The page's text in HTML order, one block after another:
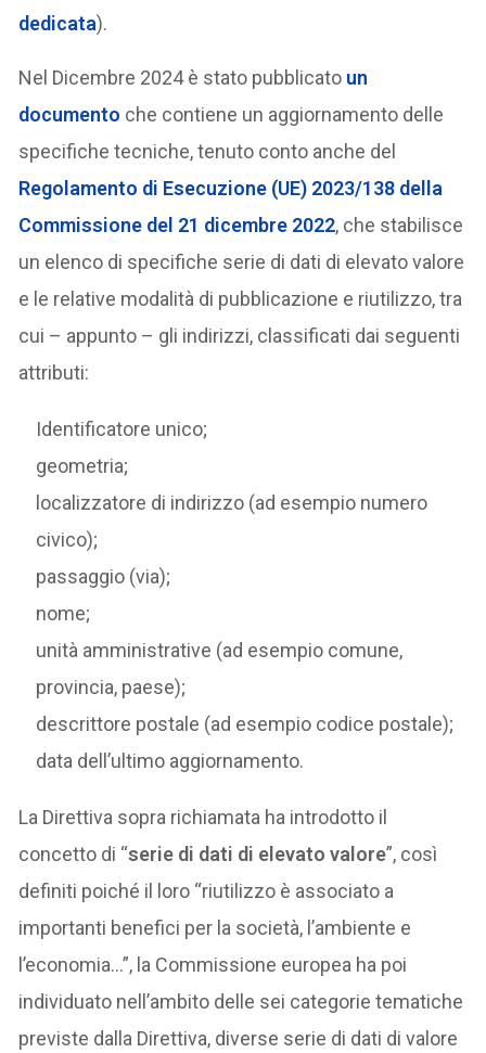
dedicata).
Nel Dicembre 2024 è stato pubblicato un
documento che contiene un aggiornamento delle
specifiche tecniche, tenuto conto anche del
Regolamento di Esecuzione (UE) 2023/138 della
Commissione del 21 dicembre 2022, che stabilisce
un elenco di specifiche serie di dati di elevato valore
e le relative modalità di pubblicazione e riutilizzo, tra
cui – appunto – gli indirizzi, classificati dai seguenti
attributi:
Identificatore unico;
geometria;
localizzatore di indirizzo (ad esempio numero
civico);
passaggio (via);
nome;
unità amministrative (ad esempio comune,
provincia, paese);
descrittore postale (ad esempio codice postale);
data dell’ultimo aggiornamento.
La Direttiva sopra richiamata ha introdotto il
concetto di “serie di dati di elevato valore”, così
definiti poiché il loro “riutilizzo è associato a
importanti benefici per la società, l’ambiente e
l’economia…”, la Commissione europea ha poi
individuato nell’ambito delle sei categorie tematiche
previste dalla Direttiva, diverse serie di dati di valore